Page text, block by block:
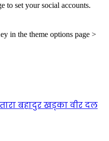
to set your social accounts.
in the theme options page >
बहादुर खड्का वीर दल